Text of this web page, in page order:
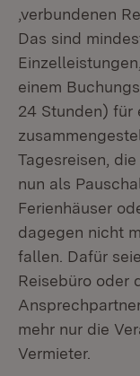
‚verbundenen
Das sind
einem
24 Stunden) für
Tagesreisen,
nun als
Ferienhäuser
dagegen nicht
fallen. Dafür
Reisebüro oder
mehr nur die
Vermieter.